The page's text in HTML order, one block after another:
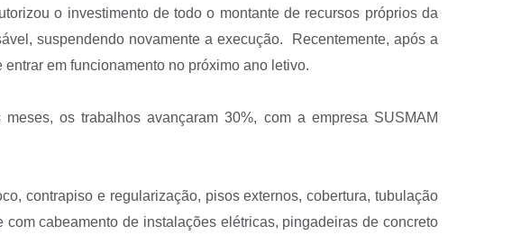
o investimento de todo o montante de recursos próprios da
suspendendo novamente a execução. Recentemente, após a
em funcionamento no próximo ano letivo.
os trabalhos avançaram 30%, com a empresa SUSMAM
contrapiso e regularização, pisos externos, cobertura, tubulação
cabeamento de instalações elétricas, pingadeiras de concreto